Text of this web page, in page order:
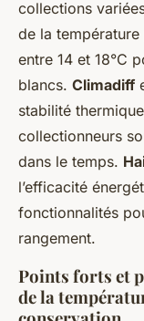
collections
de la
entre 14 et 18°C
blancs. Climadiff
stabilité
collectionneurs
dans le temps.
l’efficacité
fonctionnalités
rangement.
Points forts et
de la